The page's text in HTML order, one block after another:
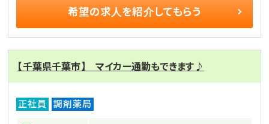
希望の求人を紹介してもらう
【千葉県千葉市】 マイカー通勤もできます♪
正社員 調剤薬局